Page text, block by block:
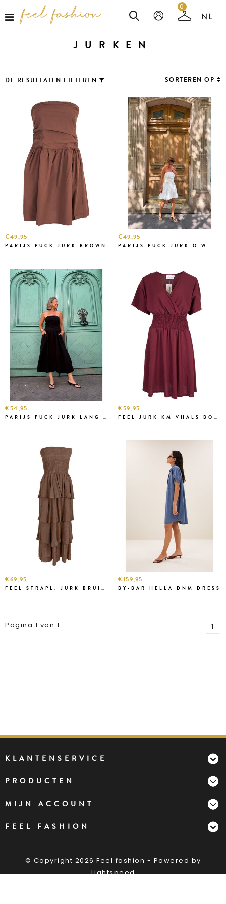
0
JURKEN
DE RESULTATEN FILTEREN SORTEREN OP
€49,95
PARIJS PUCK JURK BROWN
€49,95
PARIJS PUCK JURK O.W
€54,95
PARIJS PUCK JURK LANG ZW.
€59,95
FEEL JURK KM VHALS BORDO
€69,95
FEEL STRAPL. JURK BRUIN LANG
€159,95
BY-BAR HELLA DNM DRESS
Pagina 1 van 1 1
KLANTENSERVICE
PRODUCTEN
MIJN ACCOUNT
FEEL FASHION
© Copyright 2026 Feel fashion - Powered by
Lightspeed